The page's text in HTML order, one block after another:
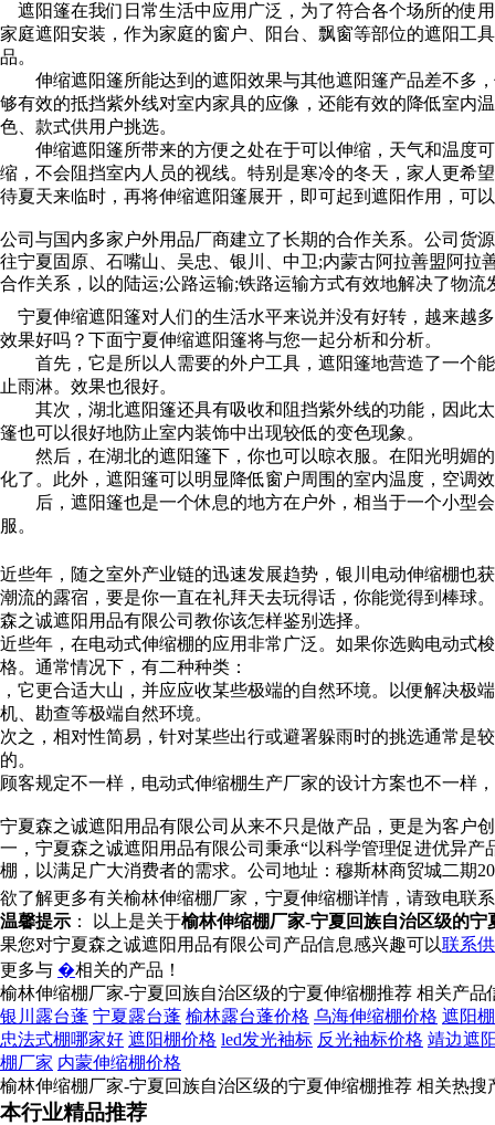
遮阳篷在我们日常生活中应用广泛，为了符合各个场所的使
家庭遮阳安装，作为家庭的窗户、阳台、飘窗等部位的遮阳工
品。
伸缩遮阳篷所能达到的遮阳效果与其他遮阳篷产品差不多，
够有效的抵挡紫外线对室内家具的应像，还能有效的降低室内
色、款式供用户挑选。
伸缩遮阳篷所带来的方便之处在于可以伸缩，天气和温度可
缩，不会阻挡室内人员的视线。特别是寒冷的冬天，家人更希
待夏天来临时，再将伸缩遮阳篷展开，即可起到遮阳作用，可
公司与国内多家户外用品厂商建立了长期的合作关系。公司货
往宁夏固原、石嘴山、吴忠、银川、中卫;内蒙古阿拉善盟阿
合作关系，以的陆运;公路运输;铁路运输方式有效地解决了物
宁夏伸缩遮阳篷对人们的生活水平来说并没有好转，越来越
效果好吗？下面宁夏伸缩遮阳篷将与您一起分析和分析。
首先，它是所以人需要的外户工具，遮阳篷地营造了一个能
止雨淋。效果也很好。
其次，湖北遮阳篷还具有吸收和阻挡紫外线的功能，因此太
篷也可以很好地防止室内装饰中出现较低的变色现象。
然后，在湖北的遮阳篷下，你也可以晾衣服。在阳光明媚的
化了。此外，遮阳篷可以明显降低窗户周围的室内温度，空调
后，遮阳篷也是一个休息的地方在户外，相当于一个小型
服。
近些年，随之室外产业链的迅速发展趋势，银川电动伸缩棚也
潮流的露宿，要是你一直在礼拜天去玩得话，你能觉得到棒球
森之诚遮阳用品有限公司教你该怎样鉴别选择。
近些年，在电动式伸缩棚的应用非常广泛。如果你选购电动式
格。通常情况下，有二种种类：
，它更合适大山，并应应收某些极端的自然环境。以便解决
机、勘查等极端自然环境。
次之，相对性简易，针对某些出行或避署躲雨时的挑选通常是
的。
顾客规定不一样，电动式伸缩棚生产厂家的设计方案也不一样
宁夏森之诚遮阳用品有限公司从来不只是做产品，更是为客户
一，宁夏森之诚遮阳用品有限公司秉承“以科学管理促进优异
棚，以满足广大消费者的需求。公司地址：穆斯林商贸城二期
欲了解更多有关榆林伸缩棚厂家，宁夏伸缩棚详情，请致电联
温馨提示 ： 以上是关于榆林伸缩棚厂家-宁夏回族自治区级的宁
果您对宁夏森之诚遮阳用品有限公司产品信息感兴趣可以联系
更多与 �相关的产品！
榆林伸缩棚厂家-宁夏回族自治区级的宁夏伸缩棚推荐 相关产品
银川露台蓬 宁夏露台蓬 榆林露台蓬价格 乌海伸缩棚价格 遮阳
忠法式棚哪家好 遮阳棚价格 led发光袖标 反光袖标价格 靖边遮
棚厂家 内蒙伸缩棚价格
榆林伸缩棚厂家-宁夏回族自治区级的宁夏伸缩棚推荐 相关热搜
本行业精品推荐